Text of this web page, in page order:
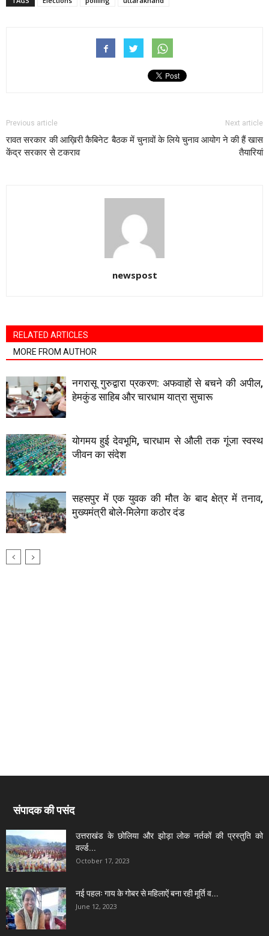
Previous article
रावत सरकार की आख़िरी कैबिनेट बैठक में
केंद्र सरकार से टकराव
Next article
चुनावों के लिये चुनाव आयोग ने की हैं खास
तैयारियां
newspost
RELATED ARTICLES
MORE FROM AUTHOR
नगरासू गुरुद्वारा प्रकरण: अफवाहों से बचने की अपील,
हेमकुंड साहिब और चारधाम यात्रा सुचारू
योगमय हुई देवभूमि, चारधाम से औली तक गूंजा स्वस्थ
जीवन का संदेश
सहसपुर में एक युवक की मौत के बाद क्षेत्र में तनाव,
मुख्यमंत्री बोले-मिलेगा कठोर दंड
संपादक की पसंद
उत्तराखंड के छोलिया और झोड़ा लोक नर्तकों की प्रस्तुति को
वर्ल्ड...
October 17, 2023
नई पहलः गाय के गोबर से महिलाऐं बना रही मूर्ति व...
June 12, 2023